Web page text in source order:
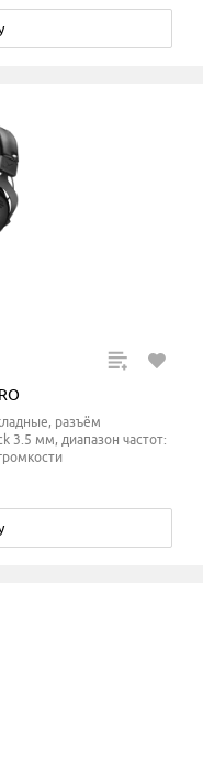
разъём
3.5 мм, диапазон частот: